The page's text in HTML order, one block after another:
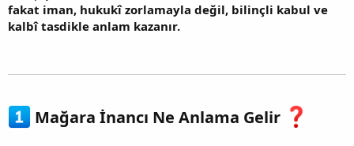
fakat iman, hukukî zorlamayla değil, bilinçli kabul ve
kalbî tasdikle anlam kazanır.
Mağara İnancı Ne Anlama Gelir